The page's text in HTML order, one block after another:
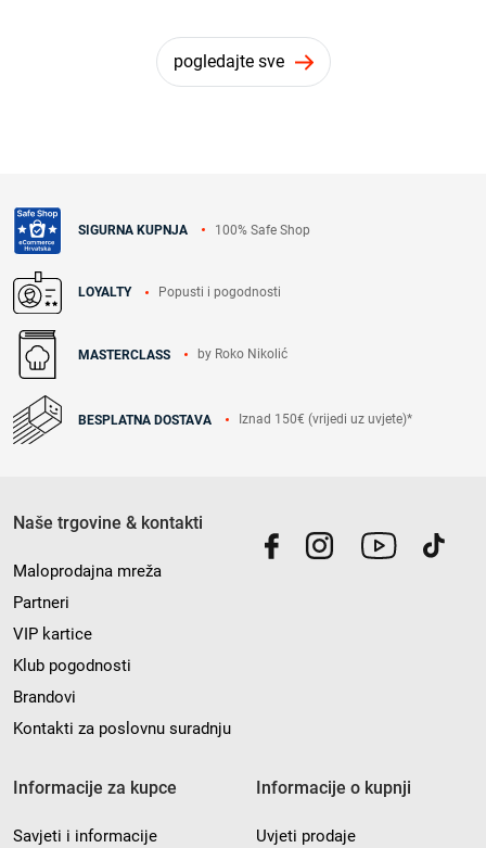
pogledajte sve
SIGURNA KUPNJA 100% Safe Shop
LOYALTY Popusti i pogodnosti
MASTERCLASS by Roko Nikolić
BESPLATNA DOSTAVA Iznad 150€ (vrijedi uz uvjete)*
Naše trgovine & kontakti
Maloprodajna mreža
Partneri
VIP kartice
Klub pogodnosti
Brandovi
Kontakti za poslovnu suradnju
Informacije za kupce
Savjeti i informacije
Informacije o kupnji
Uvjeti prodaje